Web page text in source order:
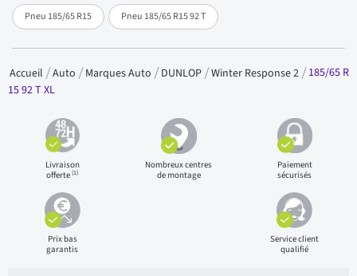
Pneu 185/65 R15 Pneu 185/65 R15 92 T
Accueil Auto Marques Auto DUNLOP Winter Response 2
185/65 R
15 92 T XL
Livraison
offerte(1)
Nombreux centres
de montage
Paiement
sécurisés
Prix bas
garantis
Service client
qualifié